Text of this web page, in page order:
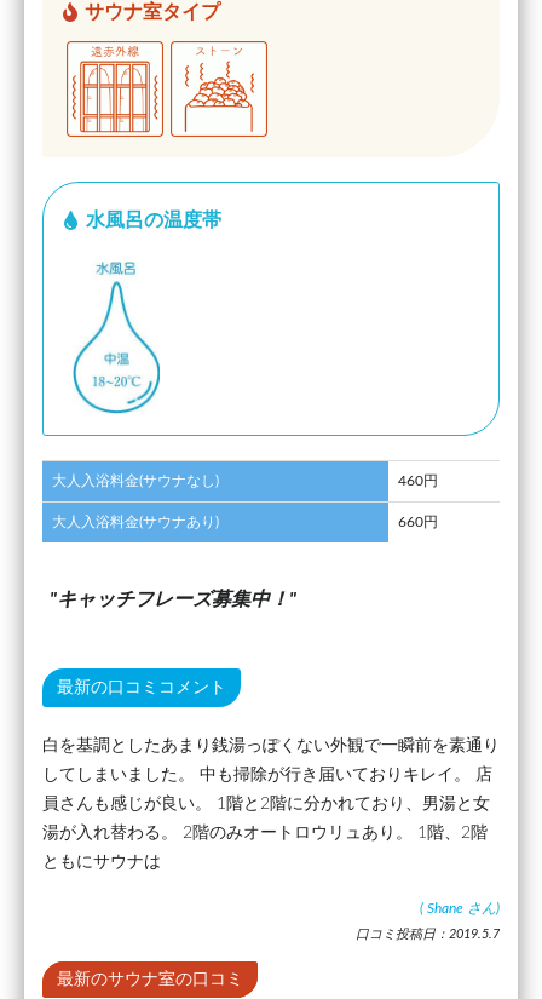
サウナ室タイプ
水風呂の温度帯
大人入浴料金(サウナなし) 460円
大人入浴料金(サウナあり) 660円
キャッチフレーズ募集中！
最新の口コミコメント
白を基調としたあまり銭湯っぽくない外観で一瞬前を素通り
してしまいました。 中も掃除が行き届いておりキレイ。 店
員さんも感じが良い。 1階と2階に分かれており、男湯と女
湯が入れ替わる。 2階のみオートロウリュあり。 1階、2階
ともにサウナは
( Shane さん)
口コミ投稿日：2019.5.7
最新のサウナ室の口コミ